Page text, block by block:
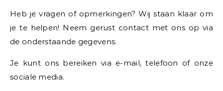
Heb je vragen of opmerkingen? Wij staan klaar om
je te helpen! Neem gerust contact met ons op via
de onderstaande gegevens.
Je kunt ons bereiken via e-mail, telefoon of onze
sociale media.